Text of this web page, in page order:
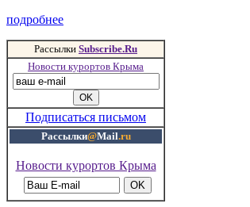
подробнее
Рассылки Subscribe.Ru
Новости курортов Крыма
Подписаться письмом
Рассылки@Mail.ru
Новости курортов Крыма